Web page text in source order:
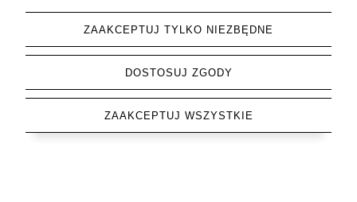
pokaż pełną wersję strony
Sklep internetowy Shoper Premium
ZAAKCEPTUJ TYLKO NIEZBĘDNE
DOSTOSUJ ZGODY
ZAAKCEPTUJ WSZYSTKIE